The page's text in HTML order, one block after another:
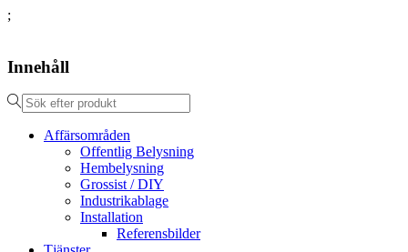
;
Innehåll
Affärsområden
Offentlig Belysning
Hembelysning
Grossist / DIY
Industrikablage
Installation
Referensbilder